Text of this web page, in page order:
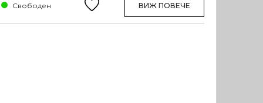
Свободен ВИЖ ПОВЕЧЕ